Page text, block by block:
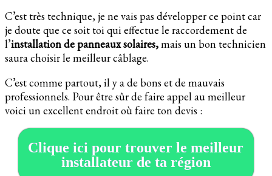
C’est très technique, je ne vais pas développer ce point car
je doute que ce soit toi qui effectue le raccordement de
l’installation de panneaux solaires,mais un bon technicien
saura choisir le meilleur câblage.
C’est comme partout, il y a de bons et de mauvais
professionnels. Pour être sûr de faire appel au meilleur
voici un excellent endroit où faire ton devis :
Clique ici pour trouver le meilleur
installateur de ta région